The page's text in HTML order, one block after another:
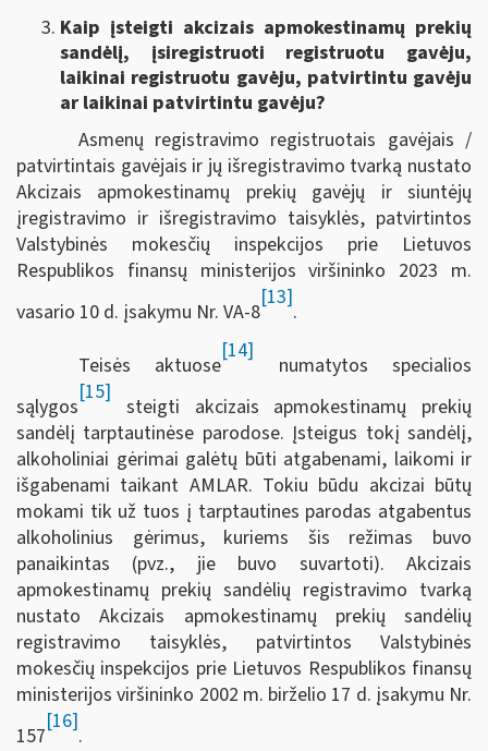
Kaip įsteigti akcizais apmokestinamų prekių
sandėlį, įsiregistruoti registruotu gavėju,
laikinai registruotu gavėju, patvirtintu gavėju
ar laikinai patvirtintu gavėju?
Asmenų registravimo registruotais gavėjais /
patvirtintais gavėjais ir jų išregistravimo tvarką nustato
Akcizais apmokestinamų prekių gavėjų ir siuntėjų
įregistravimo ir išregistravimo taisyklės, patvirtintos
Valstybinės mokesčių inspekcijos prie Lietuvos
Respublikos finansų ministerijos viršininko 2023 m.
vasario 10 d. įsakymu Nr. VA-8
[13]
.
Teisės aktuose
[14]
numatytos specialios
sąlygos
[15]
steigti akcizais apmokestinamų prekių
sandėlį tarptautinėse parodose. Įsteigus tokį sandėlį,
alkoholiniai gėrimai galėtų būti atgabenami, laikomi ir
išgabenami taikant AMLAR. Tokiu būdu akcizai būtų
mokami tik už tuos į tarptautines parodas atgabentus
alkoholinius gėrimus, kuriems šis režimas buvo
panaikintas (pvz., jie buvo suvartoti). Akcizais
apmokestinamų prekių sandėlių registravimo tvarką
nustato Akcizais apmokestinamų prekių sandėlių
registravimo taisyklės, patvirtintos Valstybinės
mokesčių inspekcijos prie Lietuvos Respublikos finansų
ministerijos viršininko 2002 m. birželio 17 d. įsakymu Nr.
157
[16]
.